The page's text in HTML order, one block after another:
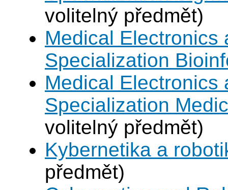
volitelný předmět)
Medical Electronics
Specialization
Medical Electronics
Specialization
volitelný předmět)
Kybernetika a
předmět)